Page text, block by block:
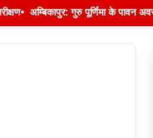
• अम्बिकापुर: गुरु पूर्णिमा के पावन